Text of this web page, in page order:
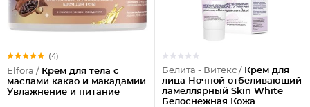
(4)
Elfora / Крем для тела с
маслами какао и макадамии
Увлажнение и питание
Белита - Витекс / Крем для
лица Ночной отбеливающий
ламеллярный Skin White
Белоснежная Кожа